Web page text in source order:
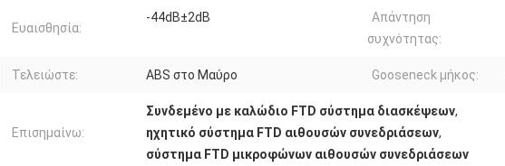
Ευαισθησία:
-44dB±2dB
Απάντηση
συχνότητας:
Τελειώστε: ABS στο Μαύρο Gooseneck μήκος:
Επισημαίνω:
Συνδεμένο με καλώδιο FTD σύστημα διασκέψεων,
ηχητικό σύστημα FTD αιθουσών συνεδριάσεων,
σύστημα FTD μικροφώνων αιθουσών συνεδριάσεων